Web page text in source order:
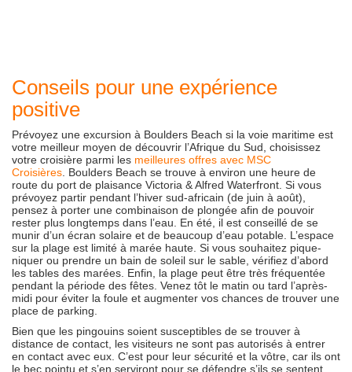
Conseils pour une expérience
positive
Prévoyez une excursion à Boulders Beach si la voie maritime est
votre meilleur moyen de découvrir l’Afrique du Sud, choisissez
votre croisière parmi les meilleures offres avec MSC
Croisières. Boulders Beach se trouve à environ une heure de
route du port de plaisance Victoria & Alfred Waterfront. Si vous
prévoyez partir pendant l’hiver sud-africain (de juin à août),
pensez à porter une combinaison de plongée afin de pouvoir
rester plus longtemps dans l’eau. En été, il est conseillé de se
munir d’un écran solaire et de beaucoup d’eau potable. L’espace
sur la plage est limité à marée haute. Si vous souhaitez pique-
niquer ou prendre un bain de soleil sur le sable, vérifiez d’abord
les tables des marées. Enfin, la plage peut être très fréquentée
pendant la période des fêtes. Venez tôt le matin ou tard l’après-
midi pour éviter la foule et augmenter vos chances de trouver une
place de parking.
Bien que les pingouins soient susceptibles de se trouver à
distance de contact, les visiteurs ne sont pas autorisés à entrer
en contact avec eux. C’est pour leur sécurité et la vôtre, car ils ont
le bec pointu et s’en serviront pour se défendre s’ils se sentent